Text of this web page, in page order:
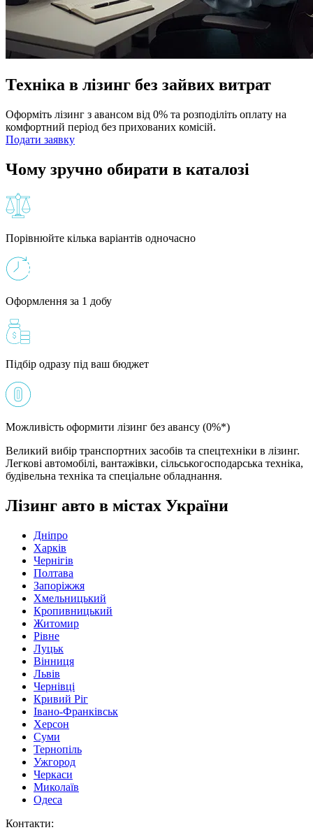
Техніка в лізинг без зайвих витрат
Оформіть лізинг з авансом від 0% та розподіліть оплату на
комфортний період без прихованих комісій.
Подати заявку
Чому зручно обирати в каталозі
Порівнюйте кілька варіантів одночасно
Оформлення за 1 добу
Підбір одразу під ваш бюджет
Можливість оформити лізинг без авансу (0%*)
Великий вибір транспортних засобів та спецтехніки в лізинг.
Легкові автомобілі, вантажівки, сільськогосподарська техніка,
будівельна техніка та спеціальне обладнання.
Лізинг авто в містах України
Дніпро
Харків
Чернігів
Полтава
Запоріжжя
Хмельницький
Кропивницький
Житомир
Рівне
Луцьк
Вінниця
Львів
Чернівці
Кривий Ріг
Івано-Франківськ
Херсон
Суми
Тернопіль
Ужгород
Черкаси
Миколаїв
Одеса
Контакти: